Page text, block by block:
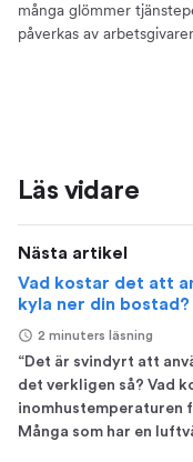
många glömmer
påverkas av
Läs vidare
Nästa artikel
Vad kostar det att
kyla ner din bostad?
2 minuters läsning
“Det är svindyrt att
det verkligen så? Vad
inomhustemperaturen
Många som har en